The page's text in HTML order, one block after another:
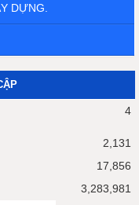
DỰNG.
4
2,131
17,856
3,283,981